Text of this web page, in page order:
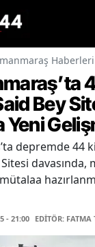
Haberleri
Bey
Yeni
depremde 44
davasında,
- 21:00 EDİTÖR: